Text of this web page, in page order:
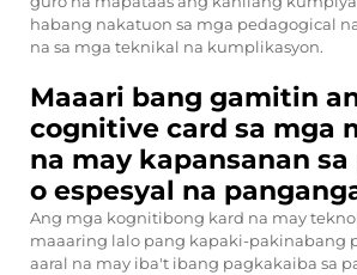
habang nakatuon sa mga pedagogical
na sa mga teknikal na kumplikasyon.
Maaari bang gamitin
cognitive card sa mga
na may kapansanan
o espesyal na
Ang mga kognitibong kard na may
maaaring lalo pang kapaki-pakinabang
aaral na may iba't ibang pagkakaiba sa